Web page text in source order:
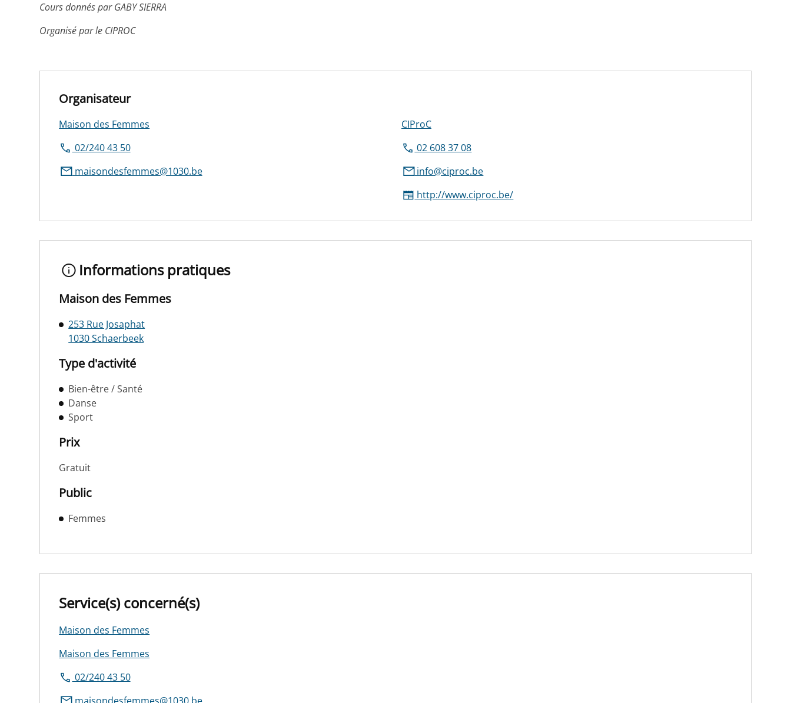
Cours donnés par GABY SIERRA
Organisé par le CIPROC
Organisateur
Maison des Femmes
02/240 43 50
maisondesfemmes@1030.be
CIProC
02 608 37 08
info@ciproc.be
http://www.ciproc.be/
Informations pratiques
Maison des Femmes
253 Rue Josaphat
1030 Schaerbeek
Type d'activité
Bien-être / Santé
Danse
Sport
Prix
Gratuit
Public
Femmes
Service(s) concerné(s)
Maison des Femmes
Maison des Femmes
02/240 43 50